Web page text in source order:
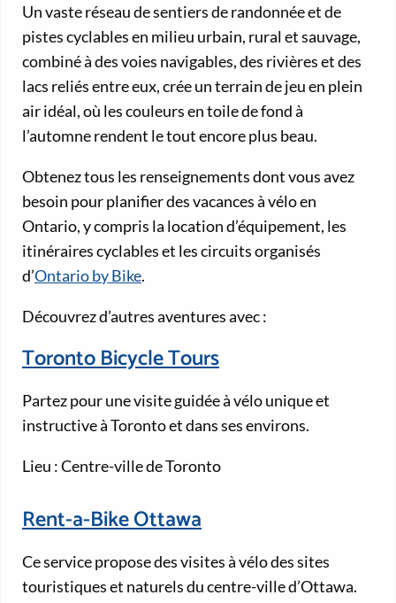
Un vaste réseau de sentiers de randonnée et de
pistes cyclables en milieu urbain, rural et sauvage,
combiné à des voies navigables, des rivières et des
lacs reliés entre eux, crée un terrain de jeu en plein
air idéal, où les couleurs en toile de fond à
l’automne rendent le tout encore plus beau.
Obtenez tous les renseignements dont vous avez
besoin pour planifier des vacances à vélo en
Ontario, y compris la location d’équipement, les
itinéraires cyclables et les circuits organisés
d’Ontario by Bike.
Découvrez d’autres aventures avec :
Toronto Bicycle Tours
Partez pour une visite guidée à vélo unique et
instructive à Toronto et dans ses environs.
Lieu : Centre-ville de Toronto
Rent-a-Bike Ottawa
Ce service propose des visites à vélo des sites
touristiques et naturels du centre-ville d’Ottawa.